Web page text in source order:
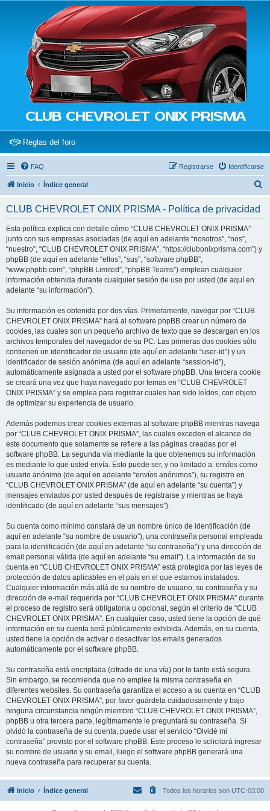
CLUB CHEVROLET ONIX PRISMA
Reglas del foro(Opens a new tab)
FAQ Identificarse
Registrarse
Inicio Índice general
CLUB CHEVROLET ONIX PRISMA - Política de privacidad
Esta política explica con detalle cómo “CLUB CHEVROLET ONIX PRISMA”
junto con sus empresas asociadas (de aquí en adelante “nosotros”, “nos”,
“nuestro”, “CLUB CHEVROLET ONIX PRISMA”, “https://clubonixprisma.com”) y
phpBB (de aquí en adelante “ellos”, “sus”, “software phpBB”,
“www.phpbb.com”, “phpBB Limited”, “phpBB Teams”) emplean cualquier
información obtenida durante cualquier sesión de uso por usted (de aquí en
adelante “su información”).
Su información es obtenida por dos vías. Primeramente, navegar por “CLUB
CHEVROLET ONIX PRISMA” hará al software phpBB crear un número de
cookies, las cuales son un pequeño archivo de texto que se descargan en los
archivos temporales del navegador de su PC. Las primeras dos cookies sólo
contienen un identificador de usuario (de aquí en adelante “user-id”) y un
identificador de sesión anónima (de aquí en adelante “session-id”),
automáticamente asignada a usted por el software phpBB. Una tercera cookie
se creará una vez que haya navegado por temas en “CLUB CHEVROLET
ONIX PRISMA” y se emplea para registrar cuales han sido leídos, con objeto
de optimizar su experiencia de usuario.
Además podemos crear cookies externas al software phpBB mientras navega
por “CLUB CHEVROLET ONIX PRISMA”, las cuales exceden el alcance de
este documento que solamente se refiere a las páginas creadas por el
software phpBB. La segunda vía mediante la que obtenemos su información
es mediante lo que usted envía. Esto puede ser, y no limitado a: envíos como
usuario anónimo (de aquí en adelante “envíos anónimos”), su registro en
“CLUB CHEVROLET ONIX PRISMA” (de aquí en adelante “su cuenta”) y
mensajes enviados por usted después de registrarse y mientras se haya
identificado (de aquí en adelante “sus mensajes”).
Su cuenta como mínimo constará de un nombre único de identificación (de
aquí en adelante “su nombre de usuario”), una contraseña personal empleada
para la identificación (de aquí en adelante “su contraseña”) y una dirección de
email personal válida (de aquí en adelante “su email”). La información de su
cuenta en “CLUB CHEVROLET ONIX PRISMA” está protegida por las leyes de
protección de datos aplicables en el país en el que estamos instalados.
Cualquier información más allá de su nombre de usuario, su contraseña y su
dirección de e-mail requerida por “CLUB CHEVROLET ONIX PRISMA” durante
el proceso de registro será obligatoria u opcional, según el criterio de “CLUB
CHEVROLET ONIX PRISMA”. En cualquier caso, usted tiene la opción de qué
información en su cuenta será públicamente exhibida. Además, en su cuenta,
usted tiene la opción de activar o desactivar los emails generados
automáticamente por el software phpBB.
Su contraseña está encriptada (cifrado de una vía) por lo tanto está segura.
Sin embargo, se recomienda que no emplee la misma contraseña en
diferentes websites. Su contraseña garantiza el acceso a su cuenta en “CLUB
CHEVROLET ONIX PRISMA”, por favor guárdela cuidadosamente y bajo
ninguna circunstancia ningún miembro “CLUB CHEVROLET ONIX PRISMA”,
phpBB u otra tercera parte, legítimamente le preguntará su contraseña. Si
olvidó la contraseña de su cuenta, puede usar el servicio “Olvidé mi
contraseña” provisto por el software phpBB. Este proceso le solicitará ingresar
su nombre de usuario y su email, luego el software phpBB generará una
nueva contraseña para recuperar su cuenta.
Inicio Índice general Todos los horarios son UTC-03:00